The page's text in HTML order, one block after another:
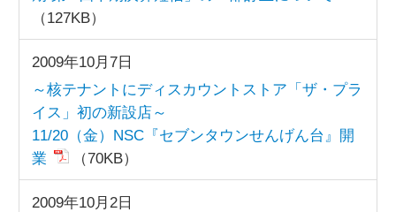
（127KB）
2009年10月7日
～核テナントにディスカウントストア「ザ・プラ
イス」初の新設店～
11/20（金）NSC『セブンタウンせんげん台』開
業
（70KB）
2009年10月2日